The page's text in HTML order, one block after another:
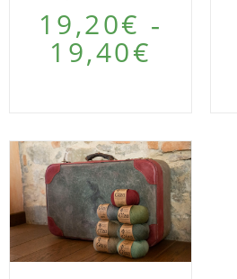
19,20€ -
19,40€